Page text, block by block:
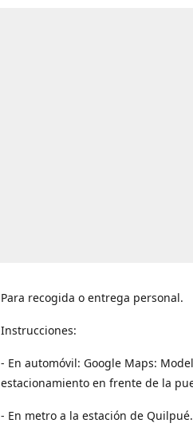
Para recogida o entrega personal.
Instrucciones:
- En automóvil: Google Maps:
estacionamiento en frente de la
- En metro a la estación de